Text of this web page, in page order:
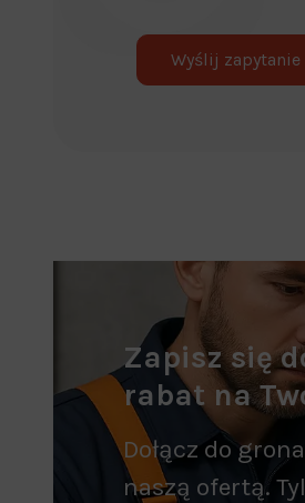
Wyślij zapytanie
Zapisz się
rabat na
Dołącz do
naszą ofertą.